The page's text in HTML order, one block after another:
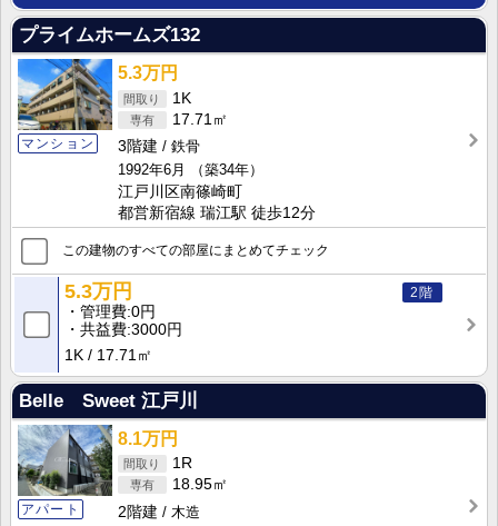
プライムホームズ132
マンション
5.3万円
1K
17.71㎡
3階建
鉄骨
1992年6月
（築34年）
江戸川区南篠崎町
都営新宿線 瑞江駅 徒歩12分
この建物のすべての部屋にまとめてチェック
2階
5.3万円
管理費 0円
共益費 3000円
1K
17.71㎡
Belle Sweet 江戸川
アパート
8.1万円
1R
18.95㎡
2階建
木造